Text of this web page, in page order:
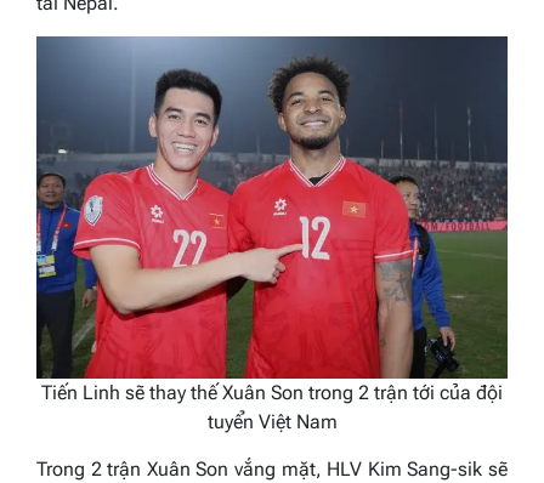
Tiến Linh sẽ thay thế Xuân Son trong 2 trận tới của đội
tuyển Việt Nam
Trong 2 trận Xuân Son vắng mặt, HLV Kim Sang-sik sẽ